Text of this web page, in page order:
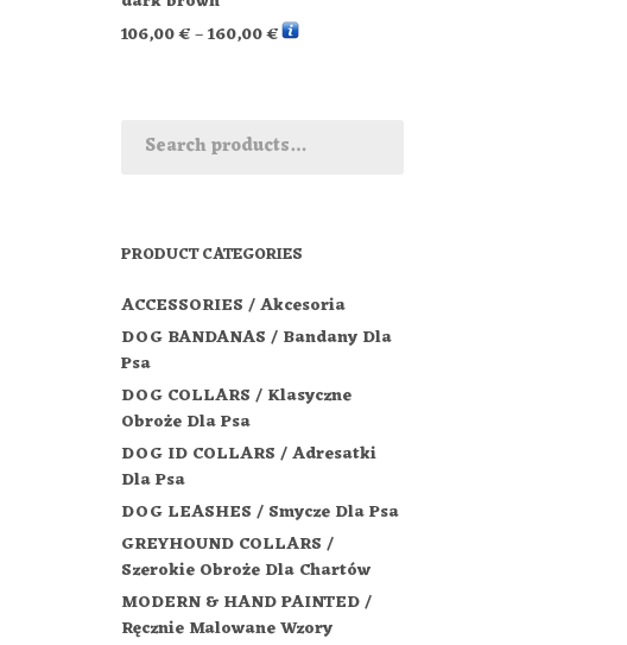
106,00€–160,00€
PRODUCT CATEGORIES
ACCESSORIES / Akcesoria
DOG BANDANAS / Bandany Dla
Psa
DOG COLLARS / Klasyczne
Obroże Dla Psa
DOG ID COLLARS / Adresatki
Dla Psa
DOG LEASHES / Smycze Dla Psa
GREYHOUND COLLARS /
Szerokie Obroże Dla Chartów
MODERN & HAND PAINTED /
Ręcznie Malowane Wzory